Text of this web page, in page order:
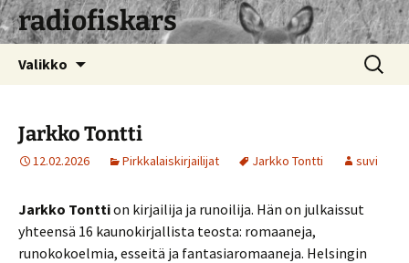
radiofiskars
Valikko Haku:
Jarkko Tontti
12.02.2026 Pirkkalaiskirjailijat Jarkko Tontti suvi
Jarkko Tonttion kirjailija ja runoilija. Hän on julkaissut
yhteensä 16 kaunokirjallista teosta: romaaneja,
runokokoelmia, esseitä ja fantasiaromaaneja. Helsingin